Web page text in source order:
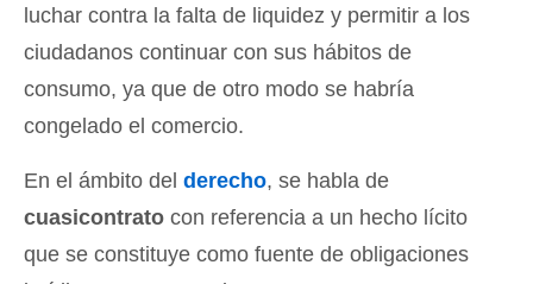
luchar contra la falta de liquidez y permitir a los
ciudadanos continuar con sus hábitos de
consumo, ya que de otro modo se habría
congelado el comercio.
En el ámbito del derecho, se habla de
cuasicontrato con referencia a un hecho lícito
que se constituye como fuente de obligaciones